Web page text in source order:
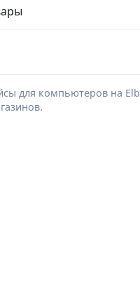
для компьютеров на